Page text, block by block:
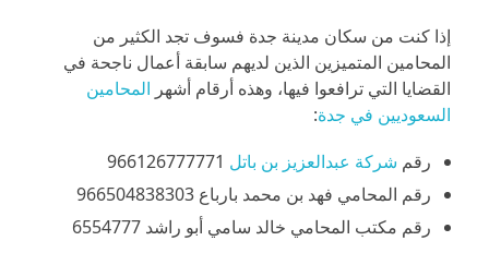
إذا كنت من سكان مدينة جدة فسوف تجد الكثير من
المحامين المتميزين الذين لديهم سابقة أعمال ناجحة في
القضايا التي ترافعوا فيها، وهذه أرقام أشهر المحامين
السعوديين في جدة:
رقم شركة عبدالعزيز بن باتل
رقم المحامي فهد بن محمد بارباع 966504838303
رقم مكتب المحامي خالد سامي أبو راشد 6554777